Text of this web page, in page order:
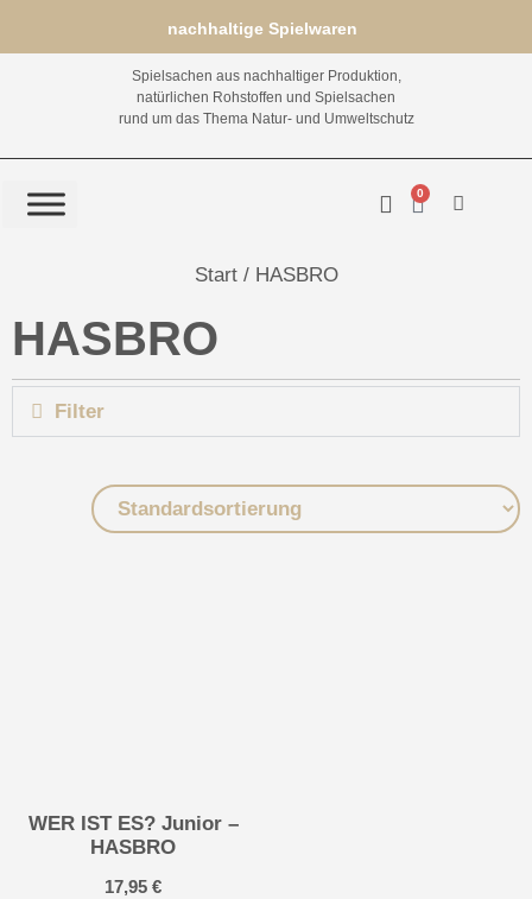
nachhaltige Spielwaren
Spielsachen aus nachhaltiger Produktion,
natürlichen Rohstoffen und Spielsachen
rund um das Thema Natur- und Umweltschutz
0
Start/ HASBRO
HASBRO
Filter
WER IST ES? Junior –
HASBRO
17,95 €